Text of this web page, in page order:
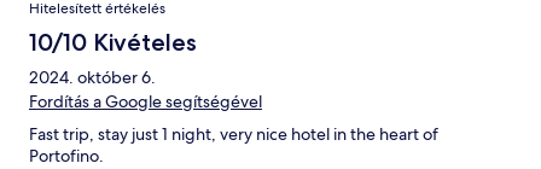
Hitelesített értékelés
10/10 Kivételes
2024. október 6.
Fordítás a Google segítségével
Fast trip, stay just 1 night, very nice hotel in the heart of
Portofino.